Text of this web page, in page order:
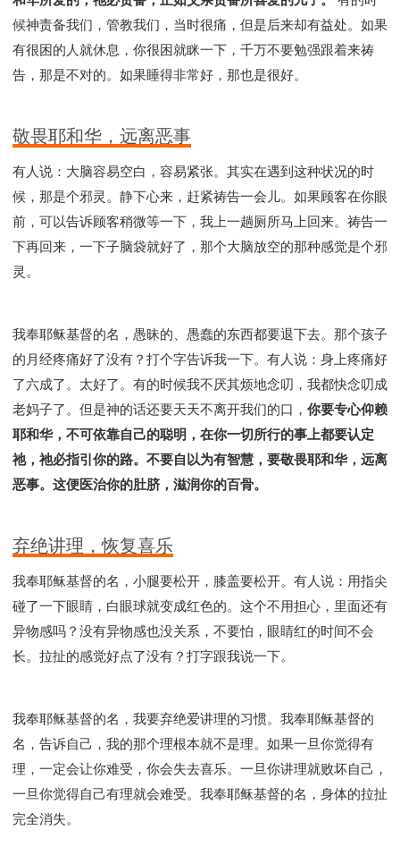
候神责备我们，管教我们，当时很痛，但是后来却有益处。如果
有很困的人就休息，你很困就眯一下，千万不要勉强跟着来祷
告，那是不对的。如果睡得非常好，那也是很好。
敬畏耶和华，远离恶事
有人说：大脑容易空白，容易紧张。其实在遇到这种状况的时
候，那是个邪灵。静下心来，赶紧祷告一会儿。如果顾客在你眼
前，可以告诉顾客稍微等一下，我上一趟厕所马上回来。祷告一
下再回来，一下子脑袋就好了，那个大脑放空的那种感觉是个邪
灵。
我奉耶稣基督的名，愚昧的、愚蠢的东西都要退下去。那个孩子
的月经疼痛好了没有？打个字告诉我一下。有人说：身上疼痛好
了六成了。太好了。有的时候我不厌其烦地念叨，我都快念叨成
老妈子了。但是神的话还要天天不离开我们的口， 你要专心仰赖
耶和华，不可依靠自己的聪明，在你一切所行的事上都要认定
祂，祂必指引你的路。不要自以为有智慧，要敬畏耶和华，远离
恶事。这便医治你的肚脐，滋润你的百骨。
弃绝讲理，恢复喜乐
我奉耶稣基督的名，小腿要松开，膝盖要松开。有人说：用指尖
碰了一下眼睛，白眼球就变成红色的。这个不用担心，里面还有
异物感吗？没有异物感也没关系，不要怕，眼睛红的时间不会
长。拉扯的感觉好点了没有？打字跟我说一下。
我奉耶稣基督的名，我要弃绝爱讲理的习惯。我奉耶稣基督的
名，告诉自己，我的那个理根本就不是理。如果一旦你觉得有
理，一定会让你难受，你会失去喜乐。一旦你讲理就败坏自己，
一旦你觉得自己有理就会难受。我奉耶稣基督的名，身体的拉扯
完全消失。